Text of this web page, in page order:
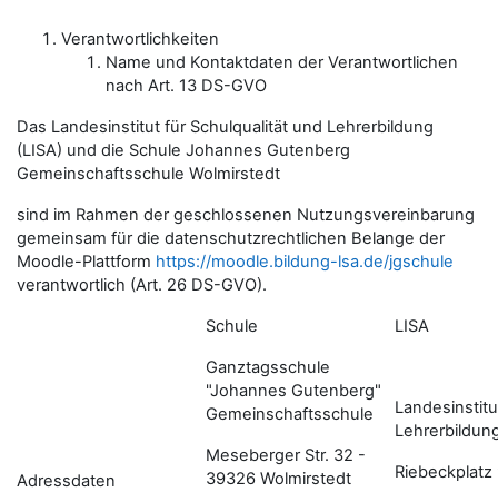
Verantwortlichkeiten
Name und Kontaktdaten der Verantwortlichen
nach Art. 13 DS-GVO
Das Landesinstitut für Schulqualität und Lehrerbildung
(LISA) und die Schule Johannes Gutenberg
Gemeinschaftsschule Wolmirstedt
sind im Rahmen der geschlossenen Nutzungsvereinbarung
gemeinsam für die datenschutzrechtlichen Belange der
Moodle-Plattform https://moodle.bildung-lsa.de/jgschule
verantwortlich (Art. 26 DS-GVO).
Schule LISA
Adressdaten
Ganztagsschule
"Johannes Gutenberg"
Gemeinschaftsschule
Meseberger Str. 32 -
39326 Wolmirstedt
Riebeckplatz